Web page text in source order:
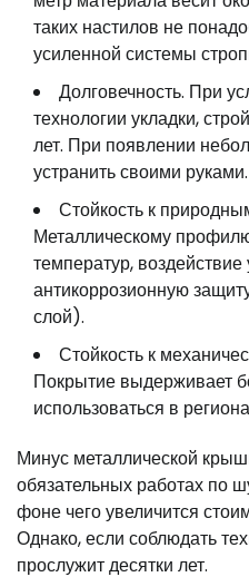
таких настилов не
усиленной системы
Долговечность. При
технологии укладки,
лет. При появлении
устранить своими руками.
Стойкость к
Металлическому
температур,
антикоррозионную
слой).
Стойкость к
Покрытие выдерживает
использоваться в
Минус металлической
обязательных работах по
фоне чего увеличится
Однако, если соблюдать
прослужит десятки лет.